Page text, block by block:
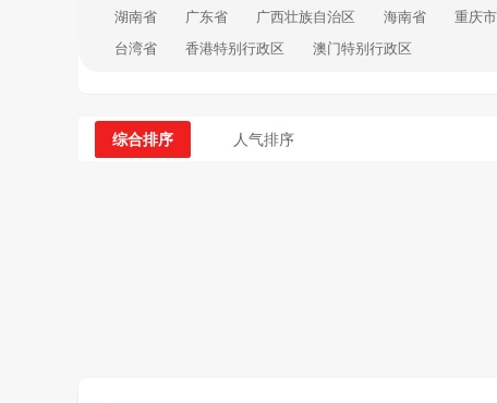
湖南省
广东省 广西壮族自治区 海南省 重庆市
台湾省
香港特别行政区 澳门特别行政区
综合排序 人气排序